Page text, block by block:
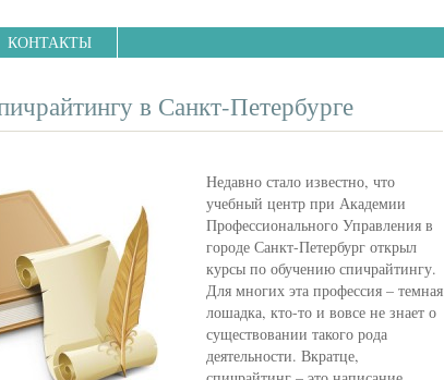
КОНТАКТЫ
в Санкт-Петербурге
Недавно стало известно, что
учебный центр при Академии
Профессионального Управления в
городе Санкт-Петербург открыл
курсы по обучению спичрайтингу.
Для многих эта профессия – темная
лошадка, кто-то и вовсе не знает о
существовании такого рода
деятельности. Вкратце,